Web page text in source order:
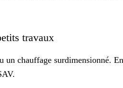
travaux
un chauffage surdimensionné.